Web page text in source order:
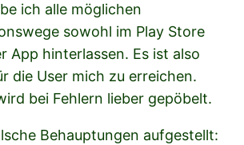
ich alle möglichen
sowohl im Play Store
App hinterlassen. Es ist also
die User mich zu erreichen.
bei Fehlern lieber gepöbelt.
Behauptungen aufgestellt: